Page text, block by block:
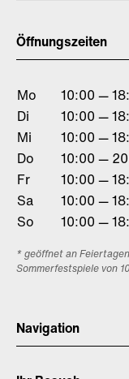
Öffnungszeiten
Mo
10:00 —
Di
10:00 —
Mi
10:00 —
Do
10:00 —
Fr
10:00 —
Sa
10:00 —
So
10:00 —
* geöffnet an
Sommerfestspiele von
Navigation